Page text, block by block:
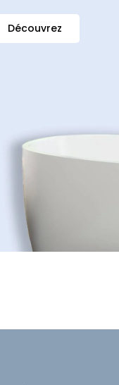
Découvrez